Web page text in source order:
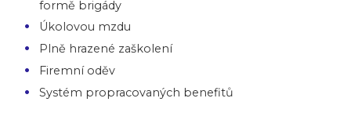
formě brigády
Úkolovou mzdu
Plně hrazené zaškolení
Firemní oděv
Systém propracovaných benefitů